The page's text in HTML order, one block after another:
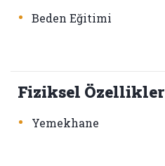
• Beden Eğitimi
Fiziksel Özellikler
• Yemekhane